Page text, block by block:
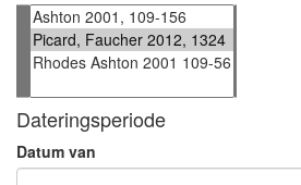
Dateringsperiode
Datum van